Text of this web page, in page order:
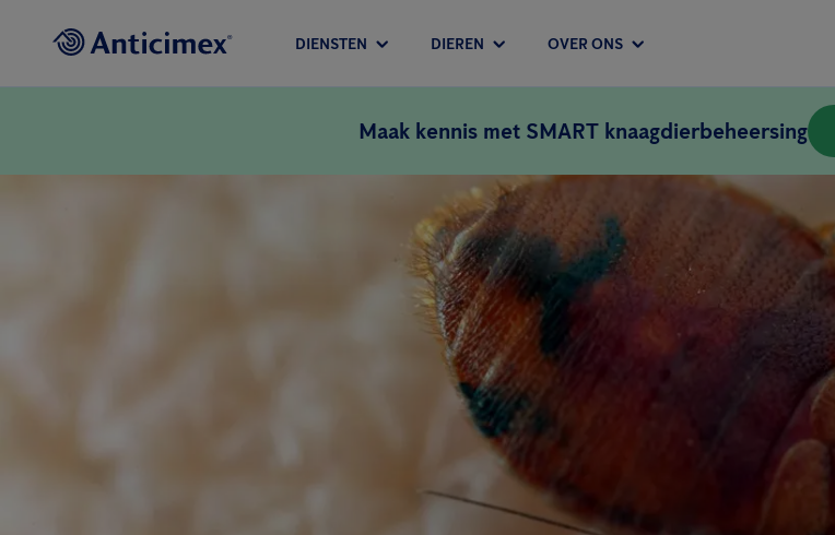
DIENSTEN DIEREN OVER ONS
Maak kennis met SMART knaagdierbeheersing